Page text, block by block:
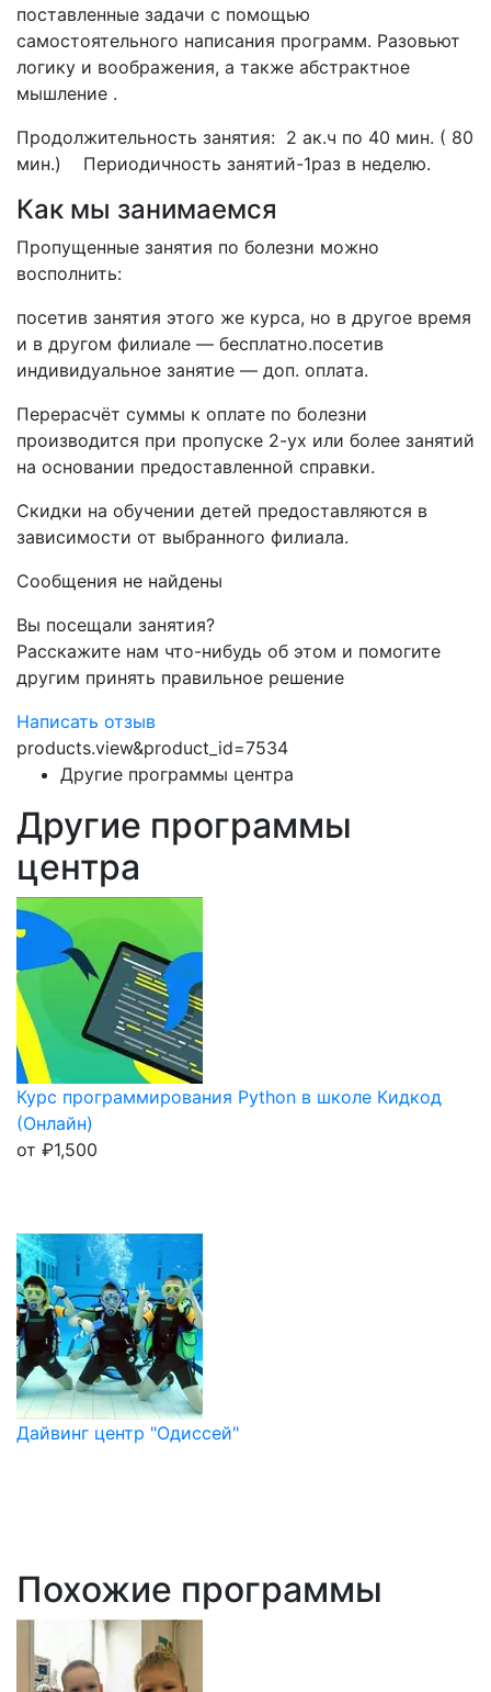
поставленные задачи с помощью
самостоятельного написания программ. Разовьют
логику и воображения, а также абстрактное
мышление .
Продолжительность занятия: 2 ак.ч по 40 мин. ( 80
мин.) Периодичность занятий-1раз в неделю.
Как мы занимаемся
Пропущенные занятия по болезни можно
восполнить:
посетив занятия этого же курса, но в другое время
и в другом филиале — бесплатно.посетив
индивидуальное занятие — доп. оплата.
Перерасчёт суммы к оплате по болезни
производится при пропуске 2-ух или более занятий
на основании предоставленной справки.
Скидки на обучении детей предоставляются в
зависимости от выбранного филиала.
Сообщения не найдены
Вы посещали занятия?
Расскажите нам что-нибудь об этом и помогите
другим принять правильное решение
Написать отзыв
products.view&product_id=7534
Другие программы центра
Другие программы
центра
Курс программирования Python в школе Кидкод
(Онлайн)
от ₽1,500
Дайвинг центр "Одиссей"
Похожие программы